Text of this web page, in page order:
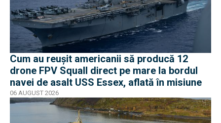
Cum au reușit americanii să producă 12
drone FPV Squall direct pe mare la bordul
navei de asalt USS Essex, aflată în misiune
06 AUGUST 2026